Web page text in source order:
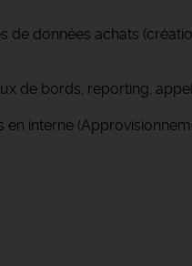
données achats
de bords, reporting,
interne